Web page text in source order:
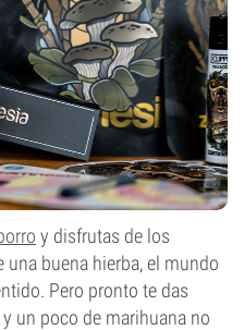
y disfrutas de los
buena hierba, el mundo
Pero pronto te das
un poco de marihuana no